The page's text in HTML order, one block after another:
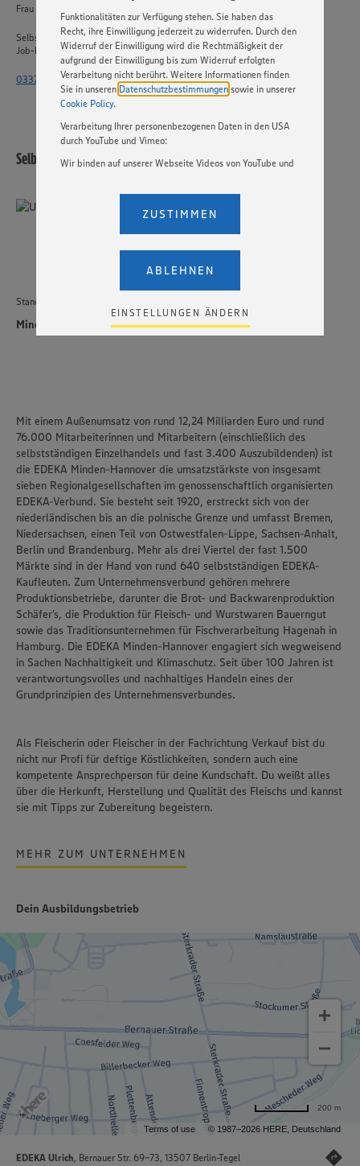
Funktionalitäten zur Verfügung stehen. Sie haben das
Recht, ihre Einwilligung jederzeit zu widerrufen. Durch den
Widerruf der Einwilligung wird die Rechtmäßigkeit der
aufgrund der Einwilligung bis zum Widerruf erfolgten
Verarbeitung nicht berührt. Weitere Informationen finden
Sie in unseren Datenschutzbestimmungen sowie in unserer
Cookie Policy.
Verarbeitung Ihrer personenbezogenen Daten in den USA
durch YouTube und Vimeo:
Wir binden auf unserer Webseite Videos von YouTube und
Einstellungen bezüglich YouTube und Vimeo zu ändern,
ein, dass Ihre Daten (IP-Adresse, Zeitstempel, ggf.
Nutzerverhalten auf unserer Webseite) an die Anbieter der
Dienste YouTube und Vimeo in den USA übermittelt und
dort verarbeitet werden. Der EuGH sieht die USA als Land
mit einem nach europäischen Standards nicht
angemessenen Datenschutzniveau an. Es besteht das
Risiko eines Zugriffs durch US-amerikanische Behörden.
genannten Dienste Ihre Daten verarbeiten. Weitere
EINSTELLUNGEN ÄNDERN
ABLEHNEN
ZUSTIMMEN
Frau Rosenow
Selbstständiger Einzelhandel
Job-ID: 58603
033764 - 2515 4471
Selbstständiger Einzelhandel
Standort
Minden
Mit einem Außenumsatz von rund 12,24 Milliarden Euro und rund
76.000 Mitarbeiterinnen und Mitarbeitern (einschließlich des
selbstständigen Einzelhandels und fast 3.400 Auszubildenden) ist
die EDEKA Minden-Hannover die umsatzstärkste von insgesamt
sieben Regionalgesellschaften im genossenschaftlich organisierten
EDEKA-Verbund. Sie besteht seit 1920, erstreckt sich von der
niederländischen bis an die polnische Grenze und umfasst Bremen,
Niedersachsen, einen Teil von Ostwestfalen-Lippe, Sachsen-Anhalt,
Berlin und Brandenburg. Mehr als drei Viertel der fast 1.500
Märkte sind in der Hand von rund 640 selbstständigen EDEKA-
Kaufleuten. Zum Unternehmensverbund gehören mehrere
Produktionsbetriebe, darunter die Brot- und Backwarenproduktion
Schäfer’s, die Produktion für Fleisch- und Wurstwaren Bauerngut
sowie das Traditionsunternehmen für Fischverarbeitung Hagenah in
Hamburg. Die EDEKA Minden-Hannover engagiert sich wegweisend
in Sachen Nachhaltigkeit und Klimaschutz. Seit über 100 Jahren ist
verantwortungsvolles und nachhaltiges Handeln eines der
Grundprinzipien des Unternehmensverbundes.
Als Fleischerin oder Fleischer in der Fachrichtung Verkauf bist du
nicht nur Profi für deftige Köstlichkeiten, sondern auch eine
kompetente Ansprechperson für deine Kundschaft. Du weißt alles
über die Herkunft, Herstellung und Qualität des Fleischs und kannst
sie mit Tipps zur Zubereitung begeistern.
MEHR ZUM UNTERNEHMEN
Dein Ausbildungsbetrieb
Terms of use © 1987–2026 HERE, Deutschland
200 m
EDEKA Ulrich , Bernauer Str. 69-73, 13507 Berlin-Tegel